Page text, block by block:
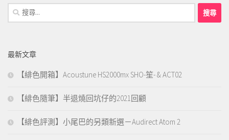
搜
尋
字:
最新文章
【緋色開箱】Acoustune HS2000mx SHO-笙- & ACT02
【緋色隨筆】半退燒回坑仔的2021回顧
【緋色評測】小尾巴的另類新選－Audirect Atom 2